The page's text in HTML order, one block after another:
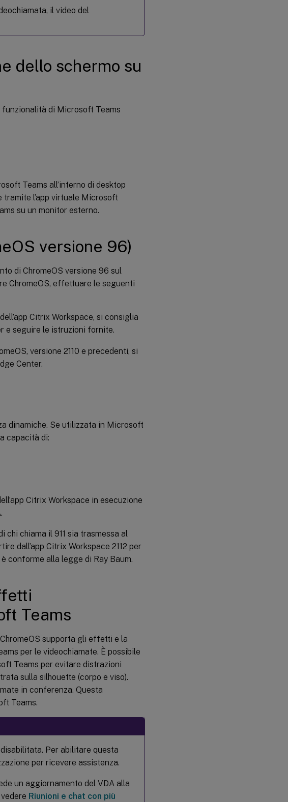
il video del
dello schermo su
di Microsoft Teams
Teams all’interno di desktop
l’app virtuale Microsoft
su un monitor esterno.
versione 96)
di ChromeOS versione 96 sul
ChromeOS, effettuare le seguenti
Citrix Workspace, si consiglia
e seguire le istruzioni fornite.
versione 2110 e precedenti, si
Center.
dinamiche. Se utilizzata in Microsoft
capacità di:
Citrix Workspace in esecuzione
chi chiama il 911 sia trasmessa al
dall’app Citrix Workspace 2112 per
conforme alla legge di Ray Baum.
Teams
supporta gli effetti e la
per le videochiamate. È possibile
Teams per evitare distrazioni
sulla silhouette (corpo e viso).
in conferenza. Questa
Teams.
Per abilitare questa
per ricevere assistenza.
un aggiornamento del VDA alla
Riunioni e chat con più